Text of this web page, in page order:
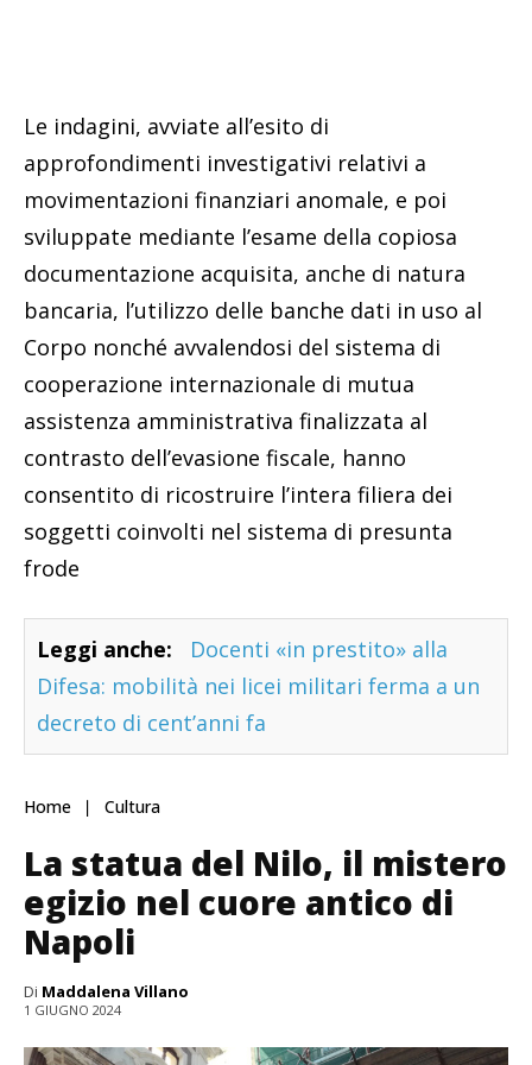
Le indagini, avviate all’esito di
approfondimenti investigativi relativi a
movimentazioni finanziari anomale, e poi
sviluppate mediante l’esame della copiosa
documentazione acquisita, anche di natura
bancaria, l’utilizzo delle banche dati in uso al
Corpo nonché avvalendosi del sistema di
cooperazione internazionale di mutua
assistenza amministrativa finalizzata al
contrasto dell’evasione fiscale, hanno
consentito di ricostruire l’intera filiera dei
soggetti coinvolti nel sistema di presunta
frode
Leggi anche:
Docenti «in prestito» alla
Difesa: mobilità nei licei militari ferma a un
decreto di cent’anni fa
Home Cultura
La statua del Nilo, il mistero
egizio nel cuore antico di
Napoli
Di Maddalena Villano
1 GIUGNO 2024